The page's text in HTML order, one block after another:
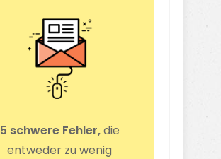
5 schwere Fehler,die
entweder zu wenig